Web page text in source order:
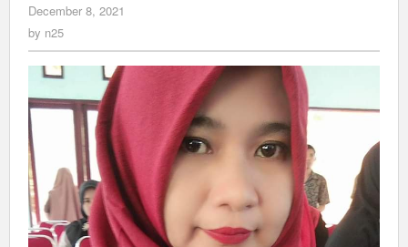
PSSI
Maluku
December 8, 2021
by n25